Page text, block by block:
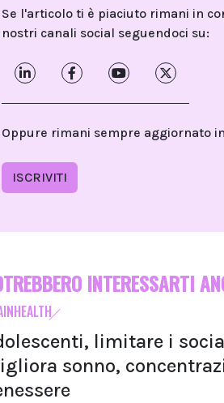
Se l'articolo ti è piaciuto rimani in
nostri canali social seguendoci su:
Oppure rimani sempre aggiornato
ISCRIVITI
INTERESSARTI
limitare i
sonno,